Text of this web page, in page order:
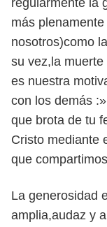
regularmente la
más
nosotros)como
su vez,la
es nuestra
con los demás
que brota de tu
Cristo mediante
que
La generosidad
amplia,audaz y